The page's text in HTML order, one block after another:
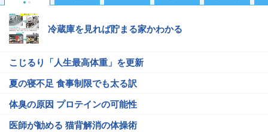
冷蔵庫を見れば貯まる家かわかる
こじるり「人生最高体重」を更新
夏の寝不足 食事制限でも太る訳
体臭の原因 プロテインの可能性
医師が勧める 猫背解消の体操術